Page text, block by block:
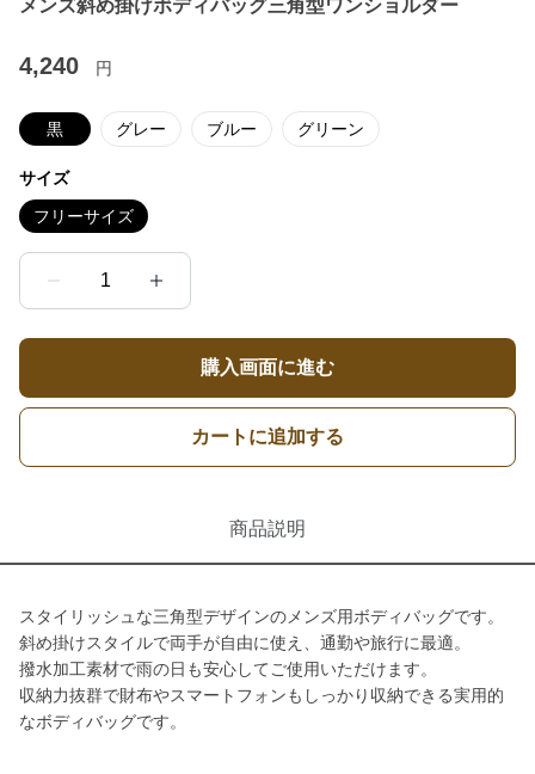
メンズ斜め掛けボディバッグ三角型ワンショルダー
4,240 円
黒 グレー ブルー グリーン
サイズ
フリーサイズ
1
購入画面に進む
カートに追加する
商品説明
スタイリッシュな三角型デザインのメンズ用ボディバッグです。
斜め掛けスタイルで両手が自由に使え、通勤や旅行に最適。
撥水加工素材で雨の日も安心してご使用いただけます。
収納力抜群で財布やスマートフォンもしっかり収納できる実用的
なボディバッグです。